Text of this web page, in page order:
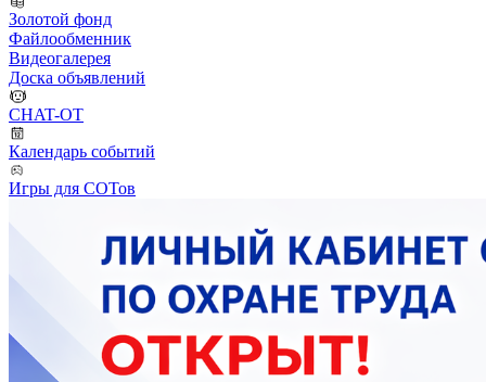
Золотой фонд
Файлообменник
Видеогалерея
Доска объявлений
CHAT-OT
Календарь событий
Игры для СОТов